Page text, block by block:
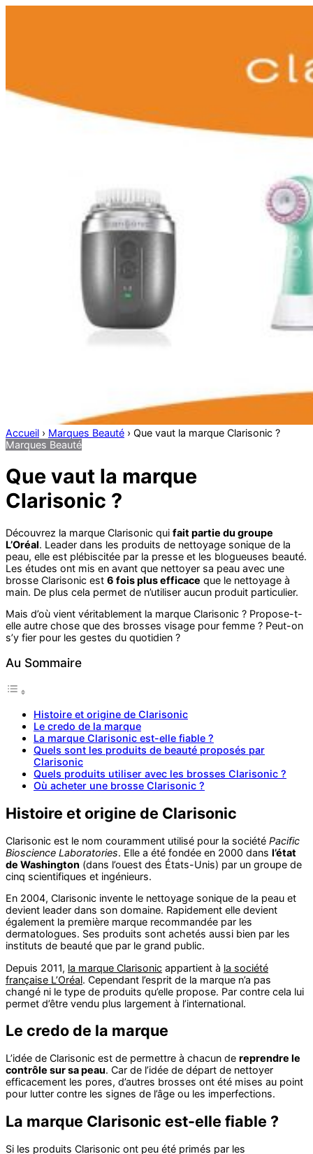
Accueil › Marques Beauté › Que vaut la marque Clarisonic ?
Marques Beauté
Que vaut la marque
Clarisonic ?
Découvrez la marque Clarisonic qui fait partie du groupe
L’Oréal. Leader dans les produits de nettoyage sonique de la
peau, elle est plébiscitée par la presse et les blogueuses beauté.
Les études ont mis en avant que nettoyer sa peau avec une
brosse Clarisonic est 6 fois plus efficace que le nettoyage à
main. De plus cela permet de n’utiliser aucun produit particulier.
Mais d’où vient véritablement la marque Clarisonic ? Propose-t-
elle autre chose que des brosses visage pour femme ? Peut-on
s’y fier pour les gestes du quotidien ?
Au Sommaire
Histoire et origine de Clarisonic
Le credo de la marque
La marque Clarisonic est-elle fiable ?
Quels sont les produits de beauté proposés par
Clarisonic
Quels produits utiliser avec les brosses Clarisonic ?
Où acheter une brosse Clarisonic ?
Histoire et origine de Clarisonic
Clarisonic est le nom couramment utilisé pour la société Pacific
Bioscience Laboratories. Elle a été fondée en 2000 dans l’état
de Washington (dans l’ouest des États-Unis) par un groupe de
cinq scientifiques et ingénieurs.
En 2004, Clarisonic invente le nettoyage sonique de la peau et
devient leader dans son domaine. Rapidement elle devient
également la première marque recommandée par les
dermatologues. Ses produits sont achetés aussi bien par les
instituts de beauté que par le grand public.
Depuis 2011, la marque Clarisonic appartient à la société
française L’Oréal. Cependant l’esprit de la marque n’a pas
changé ni le type de produits qu’elle propose. Par contre cela lui
permet d’être vendu plus largement à l’international.
Le credo de la marque
L’idée de Clarisonic est de permettre à chacun de reprendre le
contrôle sur sa peau. Car de l’idée de départ de nettoyer
efficacement les pores, d’autres brosses ont été mises au point
pour lutter contre les signes de l’âge ou les imperfections.
La marque Clarisonic est-elle fiable ?
Si les produits Clarisonic ont peu été primés par les